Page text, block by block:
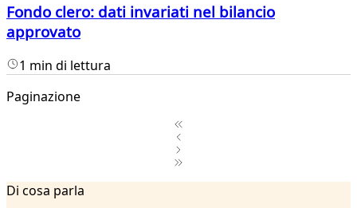
Fondo clero: dati invariati nel bilancio
approvato
1 min di lettura
Paginazione
2Di cosa parla